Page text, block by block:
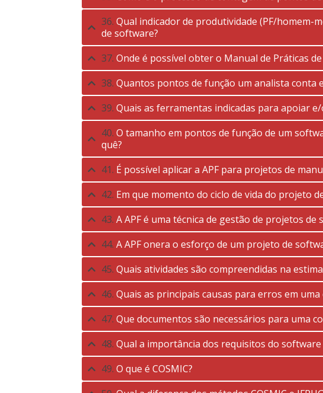
36. Qual indicador de produtividade (PF/homem-
de software?
37. Onde é possível obter o Manual de Práticas de
38. Quantos pontos de função um analista conta
39. Quais as ferramentas indicadas para apoiar
40. O tamanho em pontos de função de um
quê?
41. É possível aplicar a APF para projetos de
42. Em que momento do ciclo de vida do projeto
43. A APF é uma técnica de gestão de projetos de
44. A APF onera o esforço de um projeto de
45. Quais atividades são compreendidas na
46. Quais as principais causas para erros em
47. Que documentos são necessários para uma
48. Qual a importância dos requisitos do software
49. O que é COSMIC?